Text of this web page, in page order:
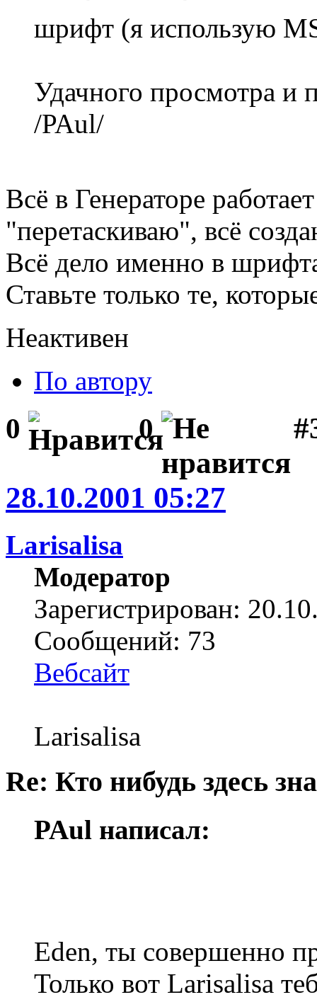
шрифт (я использую
Удачного просмотра и
/PAul/
Всё в Генераторе
"перетаскиваю", всё
Всё дело именно в
Ставьте только те,
Неактивен
По автору
0 0
28.10.2001 05:27
Larisalisa
Модератор
Зарегистрирован:
Сообщений: 73
Вебсайт
Larisalisa
Re: Кто нибудь здесь
PAul написал:
Eden, ты совершенно
Только вот Larisalisa